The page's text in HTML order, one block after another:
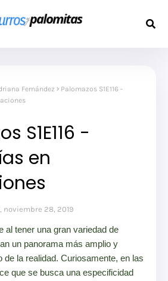
Fernández
Palomazos S1E116 -
S1E116 -
en
noviembre 28, 2019
al tener una gran variedad de
un panorama más amplio y
de la realidad. Curiosamente, en las
que se busca una especificidad